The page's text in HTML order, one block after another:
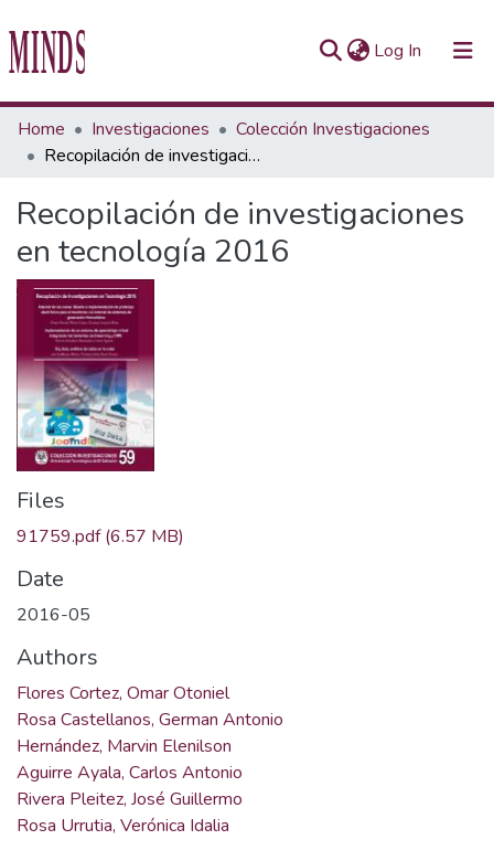
Log In (current)
Communities & Collections
All of Repository UTEC
Statistics
Home Investigaciones
Colección Investigaciones
Recopilación de investigaciones en tecnología 2016
Recopilación de investigaciones
en tecnología 2016
Files
91759.pdf(6.57 MB)
Date
2016-05
Authors
Flores Cortez, Omar Otoniel
Rosa Castellanos, German Antonio
Hernández, Marvin Elenilson
Aguirre Ayala, Carlos Antonio
Rivera Pleitez, José Guillermo
Rosa Urrutia, Verónica Idalia